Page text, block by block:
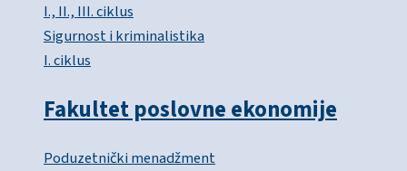
I., II., III. ciklus
Sigurnost i kriminalistika
I. ciklus
Fakultet poslovne ekonomije
Poduzetnički menadžment